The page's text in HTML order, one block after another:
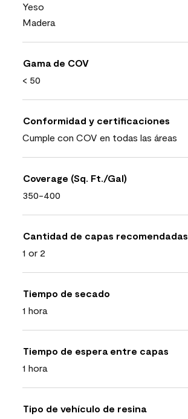
Yeso
Madera
Gama de COV
< 50
Conformidad y certificaciones
Cumple con COV en todas las áreas
Coverage (Sq. Ft./Gal)
350-400
Cantidad de capas recomendadas
1 or 2
Tiempo de secado
1 hora
Tiempo de espera entre capas
1 hora
Tipo de vehículo de resina